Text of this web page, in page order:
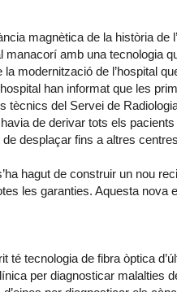
magnètica de la història de
manacorí amb una tecnologia
modernització de l’hospital
han informat que les
tècnics del Servei de
de derivar tots els
desplaçar fins a altres
hagut de construir un nou
les garanties. Aquesta nova
té tecnologia de fibra òptica
per diagnosticar malalties